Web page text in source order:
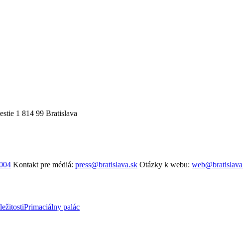
1 814 99 Bratislava
Kontakt pre médiá: press@bratislava.sk Otázky k webu:
Primaciálny palác